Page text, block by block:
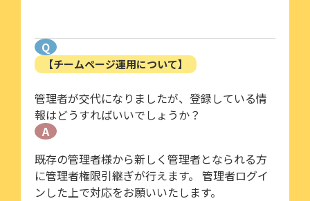
Q
【チームページ運用について】
管理者が交代になりましたが、登録している情
報はどうすればいいでしょうか？
A
既存の管理者様から新しく管理者となられる方
に管理者権限引継ぎが行えます。 管理者ログイ
ンした上で対応をお願いいたします。